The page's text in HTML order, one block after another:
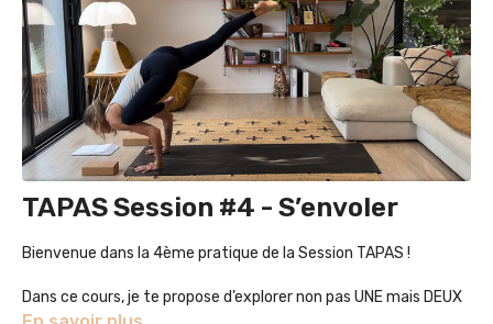
TAPAS Session #4 - S’envoler
Bienvenue dans la 4ème pratique de la Session TAPAS !
Dans ce cours, je te propose d’explorer non pas UNE mais DEUX
postures d’équilibre sur les mains : la première est Eka Pada